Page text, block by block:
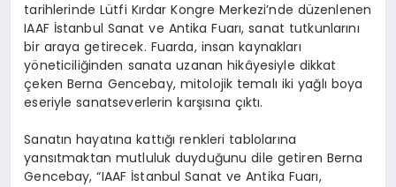
tarihlerinde Lütfi Kırdar Kongre Merkezi’nde düzenlenen
IAAF İstanbul Sanat ve Antika Fuarı, sanat tutkunlarını
bir araya getirecek. Fuarda, insan kaynakları
yöneticiliğinden sanata uzanan hikâyesiyle dikkat
çeken Berna Gencebay, mitolojik temalı iki yağlı boya
eseriyle sanatseverlerin karşısına çıktı.
Sanatın hayatına kattığı renkleri tablolarına
yansıtmaktan mutluluk duyduğunu dile getiren Berna
Gencebay, “IAAF İstanbul Sanat ve Antika Fuarı,